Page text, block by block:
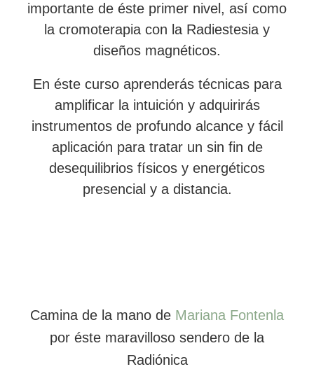
importante de éste primer nivel, así como
la cromoterapia con la Radiestesia y
diseños magnéticos.
En éste curso aprenderás técnicas para
amplificar la intuición y adquirirás
instrumentos de profundo alcance y fácil
aplicación para tratar un sin fin de
desequilibrios físicos y energéticos
presencial y a distancia.
Camina de la mano de Mariana Fontenla
por éste maravilloso sendero de la
Radiónica